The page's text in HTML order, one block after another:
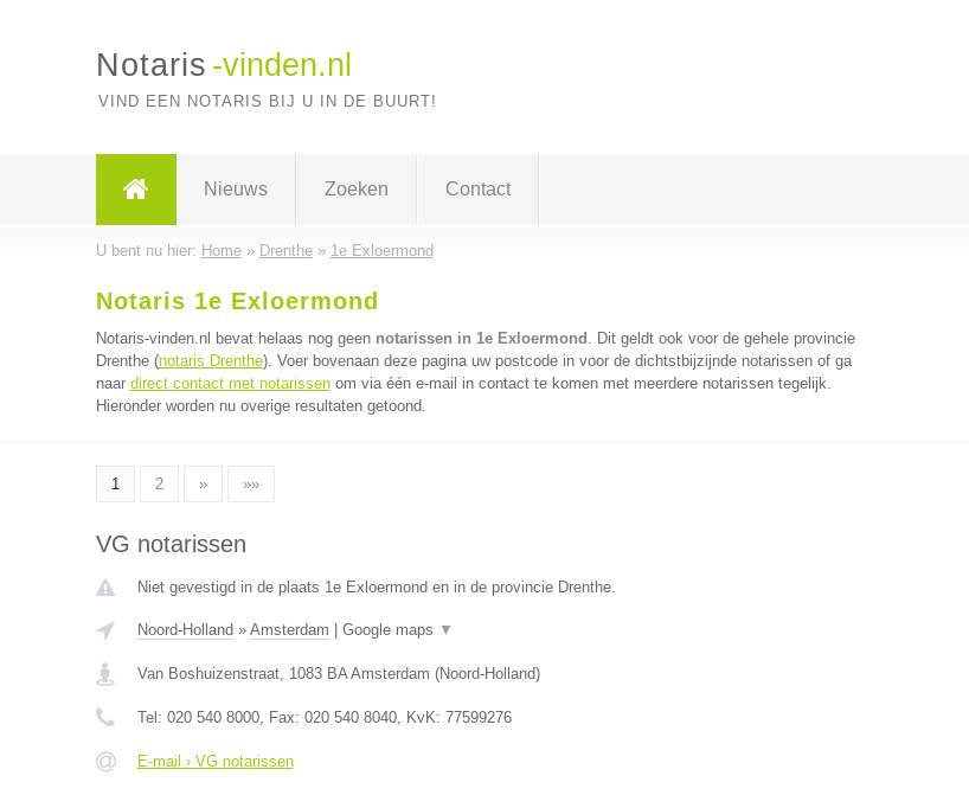
Notaris -vinden.nl
VIND EEN NOTARIS BIJ U IN DE BUURT!
Nieuws Zoeken Contact
U bent nu hier: Home» Drenthe» 1e Exloermond
Notaris 1e Exloermond
Notaris-vinden.nl bevat helaas nog geen notarissen in 1e Exloermond . Dit geldt ook voor de gehele provincie
Drenthe (notaris Drenthe). Voer bovenaan deze pagina uw postcode in voor de dichtstbijzijnde notarissen of ga
naar direct contact met notarissenom via één e-mail in contact te komen met meerdere notarissen tegelijk.
Hieronder worden nu overige resultaten getoond.
1 2 » »»
VG notarissen
Niet gevestigd in de plaats 1e Exloermond en in de provincie Drenthe.
Noord-Holland » Amsterdam Google maps ▼
Van Boshuizenstraat, 1083 BA Amsterdam (Noord-Holland)
Tel: 020 540 8000, Fax: 020 540 8040, KvK: 77599276
E-mail › VG notarissen